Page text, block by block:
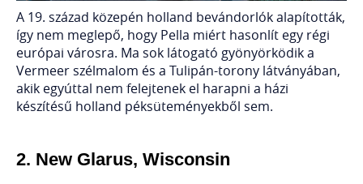
A 19. század közepén holland bevándorlók alapították,
így nem meglepő, hogy Pella miért hasonlít egy régi
európai városra. Ma sok látogató gyönyörködik a
Vermeer szélmalom és a Tulipán-torony látványában,
akik egyúttal nem felejtenek el harapni a házi
készítésű holland péksüteményekből sem.
2. New Glarus, Wisconsin